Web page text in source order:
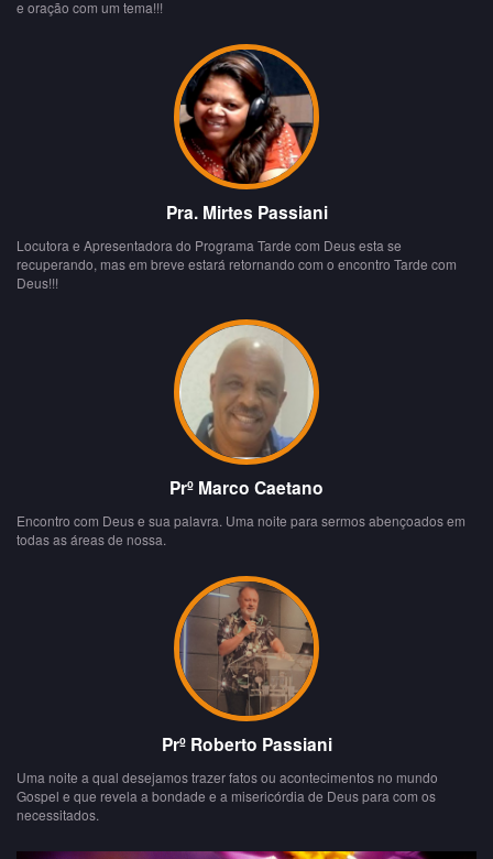
e oração com um tema!!!
Pra. Mirtes Passiani
Locutora e Apresentadora do Programa Tarde com Deus esta se
recuperando, mas em breve estará retornando com o encontro Tarde com
Deus!!!
Prº Marco Caetano
Encontro com Deus e sua palavra. Uma noite para sermos abençoados em
todas as áreas de nossa.
Prº Roberto Passiani
Uma noite a qual desejamos trazer fatos ou acontecimentos no mundo
Gospel e que revela a bondade e a misericórdia de Deus para com os
necessitados.